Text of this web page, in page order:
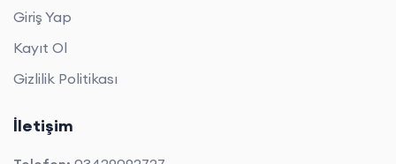
Giriş Yap
Kayıt Ol
Gizlilik Politikası
İletişim